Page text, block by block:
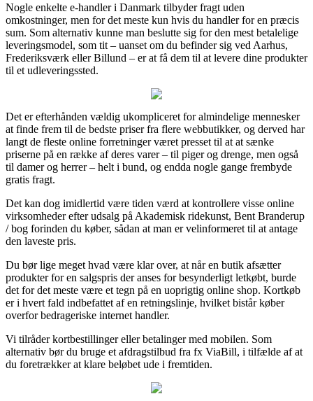
Nogle enkelte e-handler i Danmark tilbyder fragt uden
omkostninger, men for det meste kun hvis du handler for en præcis
sum. Som alternativ kunne man beslutte sig for den mest betalelige
leveringsmodel, som tit – uanset om du befinder sig ved Aarhus,
Frederiksværk eller Billund – er at få dem til at levere dine produkter
til et udleveringssted.
Det er efterhånden vældig ukompliceret for almindelige mennesker
at finde frem til de bedste priser fra flere webbutikker, og derved har
langt de fleste online forretninger været presset til at at sænke
priserne på en række af deres varer – til piger og drenge, men også
til damer og herrer – helt i bund, og endda nogle gange frembyde
gratis fragt.
Det kan dog imidlertid være tiden værd at kontrollere visse online
virksomheder efter udsalg på Akademisk ridekunst, Bent Branderup
/ bog forinden du køber, sådan at man er velinformeret til at antage
den laveste pris.
Du bør lige meget hvad være klar over, at når en butik afsætter
produkter for en salgspris der anses for besynderligt letkøbt, burde
det for det meste være et tegn på en uoprigtig online shop. Kortkøb
er i hvert fald indbefattet af en retningslinje, hvilket bistår køber
overfor bedrageriske internet handler.
Vi tilråder kortbestillinger eller betalinger med mobilen. Som
alternativ bør du bruge et afdragstilbud fra fx ViaBill, i tilfælde af at
du foretrækker at klare beløbet ude i fremtiden.